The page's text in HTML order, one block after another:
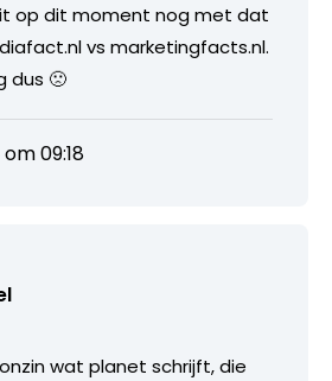
op dit moment nog met dat
vs marketingfacts.nl.
dus 🙁
09:18
wat planet schrijft, die